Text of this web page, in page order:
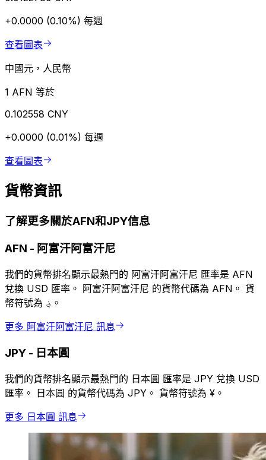
+0.0000 (0.10%) 每週
查看圖表
中國元，人民幣
1 AFN 等於
0.102558 CNY
+0.0000 (0.01%) 每週
查看圖表
貨幣資訊
了解更多關於AFN和JPY信息
AFN - 阿富汗阿富汗尼
我們的貨幣排名顯示最熱門的 阿富汗阿富汗尼 匯率是 AFN
兌換 USD 匯率。 阿富汗阿富汗尼 的貨幣代碼為 AFN。 貨
幣符號為 ؋。
更多 阿富汗阿富汗尼 訊息
JPY - 日本圓
我們的貨幣排名顯示最熱門的 日本圓 匯率是 JPY 兌換 USD
匯率。 日本圓 的貨幣代碼為 JPY。 貨幣符號為 ¥。
更多 日本圓 訊息